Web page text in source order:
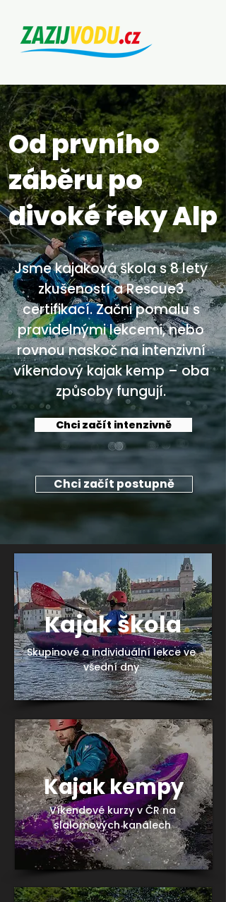
Od prvního
záběru po
divoké řeky Alp
Jsme kajaková škola s 8 lety
zkušeností a Rescue3
certifikací. Začni pomalu s
pravidelnými lekcemi, nebo
rovnou naskoč na intenzivní
víkendový kajak kemp – oba
způsoby fungují.
Chci začít intenzivně
Chci začít postupně
Kajak škola
Skupinové a individuální lekce ve
všední dny
Kajak kempy
Víkendové kurzy v ČR na
slalomových kanálech